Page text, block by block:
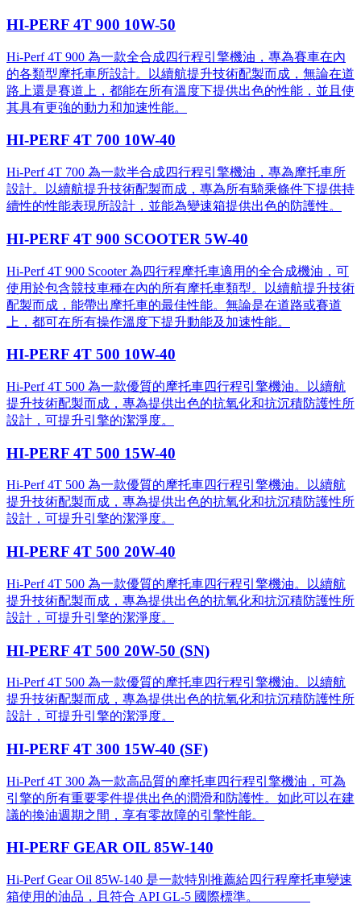
HI-PERF 4T 900 10W-50
Hi-Perf 4T 900 為一款全合成四行程引擎機油，專為賽車在內
的各類型摩托車所設計。以續航提升技術配製而成，無論在道
路上還是賽道上，都能在所有溫度下提供出色的性能，並且使
其具有更強的動力和加速性能。
HI-PERF 4T 700 10W-40
Hi-Perf 4T 700 為一款半合成四行程引擎機油，專為摩托車所
設計。以續航提升技術配製而成，專為所有騎乘條件下提供持
續性的性能表現所設計，並能為變速箱提供出色的防護性。
HI-PERF 4T 900 SCOOTER 5W-40
Hi-Perf 4T 900 Scooter 為四行程摩托車適用的全合成機油，可
使用於包含競技車種在內的所有摩托車類型。以續航提升技術
配製而成，能帶出摩托車的最佳性能。無論是在道路或賽道
上，都可在所有操作溫度下提升動能及加速性能。
HI-PERF 4T 500 10W-40
Hi-Perf 4T 500 為一款優質的摩托車四行程引擎機油。以續航
提升技術配製而成，專為提供出色的抗氧化和抗沉積防護性所
設計，可提升引擎的潔淨度。
HI-PERF 4T 500 15W-40
Hi-Perf 4T 500 為一款優質的摩托車四行程引擎機油。以續航
提升技術配製而成，專為提供出色的抗氧化和抗沉積防護性所
設計，可提升引擎的潔淨度。
HI-PERF 4T 500 20W-40
Hi-Perf 4T 500 為一款優質的摩托車四行程引擎機油。以續航
提升技術配製而成，專為提供出色的抗氧化和抗沉積防護性所
設計，可提升引擎的潔淨度。
HI-PERF 4T 500 20W-50 (SN)
Hi-Perf 4T 500 為一款優質的摩托車四行程引擎機油。以續航
提升技術配製而成，專為提供出色的抗氧化和抗沉積防護性所
設計，可提升引擎的潔淨度。
HI-PERF 4T 300 15W-40 (SF)
Hi-Perf 4T 300 為一款高品質的摩托車四行程引擎機油，可為
引擎的所有重要零件提供出色的潤滑和防護性。如此可以在建
議的換油週期之間，享有零故障的引擎性能。
HI-PERF GEAR OIL 85W-140
Hi-Perf Gear Oil 85W-140 是一款特別推薦給四行程摩托車變速
箱使用的油品，且符合 API GL-5 國際標準。